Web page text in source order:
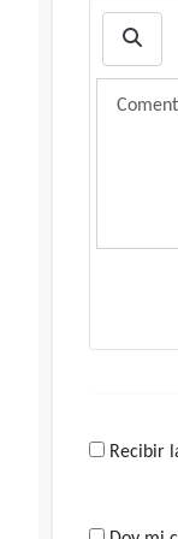
Recibir